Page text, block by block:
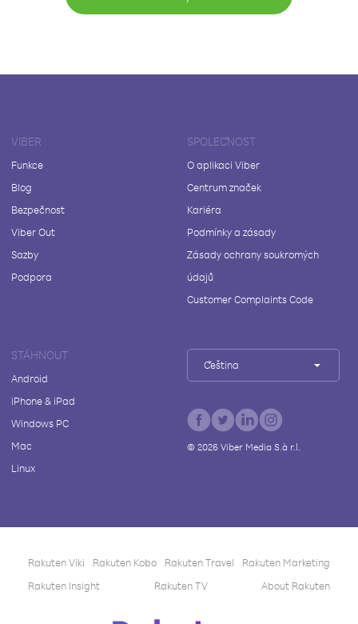
VIBER
Funkce
Blog
Bezpečnost
Viber Out
Sazby
Podpora
SPOLEČNOST
O aplikaci Viber
Centrum značek
Kariéra
Podmínky a zásady
Zásady ochrany soukromých
údajů
Customer Complaints Code
STÁHNOUT
Android
iPhone & iPad
Windows PC
Mac
Linux
Čeština
© 2026Viber Media S.à r.l.
Rakuten Viki Rakuten Kobo Rakuten Travel
Rakuten Marketing
Rakuten Insight
Rakuten TV About Rakuten